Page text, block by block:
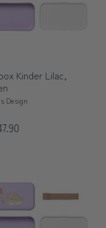
Kinder Lilac,
Design